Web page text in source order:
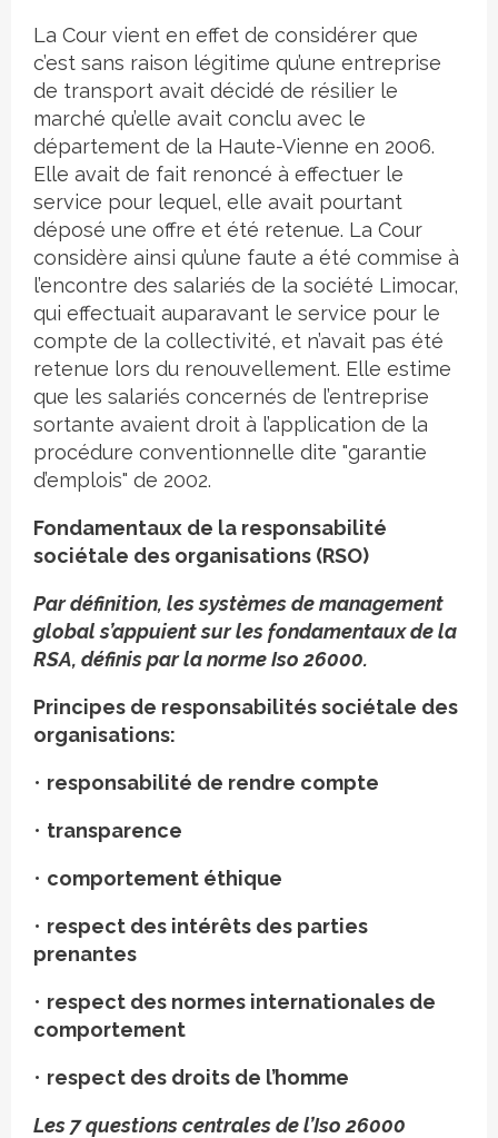
La Cour vient en effet de considérer que
c’est sans raison légitime qu’une entreprise
de transport avait décidé de résilier le
marché qu’elle avait conclu avec le
département de la Haute-Vienne en 2006.
Elle avait de fait renoncé à effectuer le
service pour lequel, elle avait pourtant
déposé une offre et été retenue. La Cour
considère ainsi qu’une faute a été commise à
l’encontre des salariés de la société Limocar,
qui effectuait auparavant le service pour le
compte de la collectivité, et n’avait pas été
retenue lors du renouvellement. Elle estime
que les salariés concernés de l’entreprise
sortante avaient droit à l’application de la
procédure conventionnelle dite "garantie
d’emplois" de 2002.
Fondamentaux de la responsabilité
sociétale des organisations (RSO)
Par définition, les systèmes de management
global s’appuient sur les fondamentaux de la
RSA, définis par la norme Iso 26000.
Principes de responsabilités sociétale des
organisations:
• responsabilité de rendre compte
• transparence
• comportement éthique
• respect des intérêts des parties
prenantes
• respect des normes internationales de
comportement
• respect des droits de l’homme
Les 7 questions centrales de l’Iso 26000